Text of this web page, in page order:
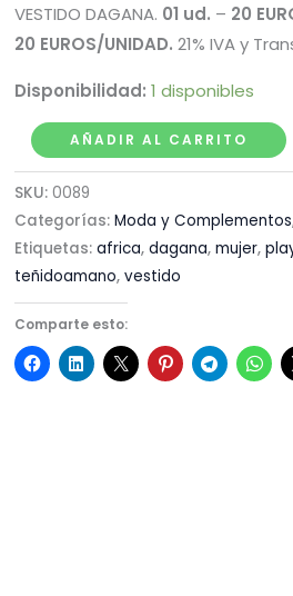
VESTIDO DAGANA. 01 ud. – 20
20 EUROS/UNIDAD. 21% IVA y
Disponibilidad: 1 disponibles
AÑADIR AL CARRITO
SKU: 0089
Categorías: Moda y Complementos
Etiquetas: africa, dagana, mujer,
teñidoamano, vestido
Comparte esto: